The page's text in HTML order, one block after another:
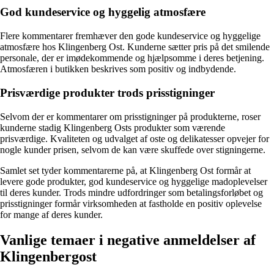
God kundeservice og hyggelig atmosfære
Flere kommentarer fremhæver den gode kundeservice og hyggelige
atmosfære hos Klingenberg Ost. Kunderne sætter pris på det smilende
personale, der er imødekommende og hjælpsomme i deres betjening.
Atmosfæren i butikken beskrives som positiv og indbydende.
Prisværdige produkter trods prisstigninger
Selvom der er kommentarer om prisstigninger på produkterne, roser
kunderne stadig Klingenberg Osts produkter som værende
prisværdige. Kvaliteten og udvalget af oste og delikatesser opvejer for
nogle kunder prisen, selvom de kan være skuffede over stigningerne.
Samlet set tyder kommentarerne på, at Klingenberg Ost formår at
levere gode produkter, god kundeservice og hyggelige madoplevelser
til deres kunder. Trods mindre udfordringer som betalingsforløbet og
prisstigninger formår virksomheden at fastholde en positiv oplevelse
for mange af deres kunder.
Vanlige temaer i negative anmeldelser af
Klingenbergost